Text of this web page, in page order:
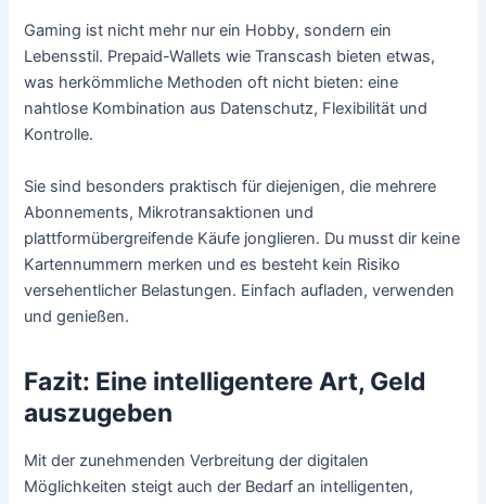
Gaming ist nicht mehr nur ein Hobby, sondern ein
Lebensstil. Prepaid-Wallets wie Transcash bieten etwas,
was herkömmliche Methoden oft nicht bieten: eine
nahtlose Kombination aus Datenschutz, Flexibilität und
Kontrolle.
Sie sind besonders praktisch für diejenigen, die mehrere
Abonnements, Mikrotransaktionen und
plattformübergreifende Käufe jonglieren. Du musst dir keine
Kartennummern merken und es besteht kein Risiko
versehentlicher Belastungen. Einfach aufladen, verwenden
und genießen.
Fazit: Eine intelligentere Art, Geld
auszugeben
Mit der zunehmenden Verbreitung der digitalen
Möglichkeiten steigt auch der Bedarf an intelligenten,